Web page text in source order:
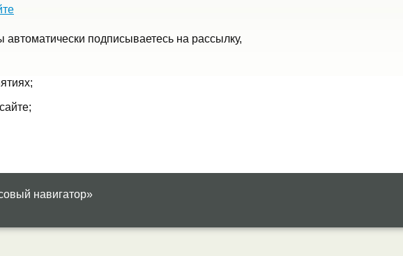
автоматически подписываетесь на рассылку,
навигатор»